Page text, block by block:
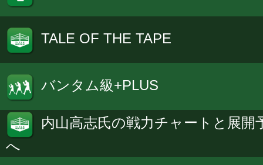
TALE OF THE TAPE
バンタム級+PLUS
内山高志氏の戦力チャートと展開
へ